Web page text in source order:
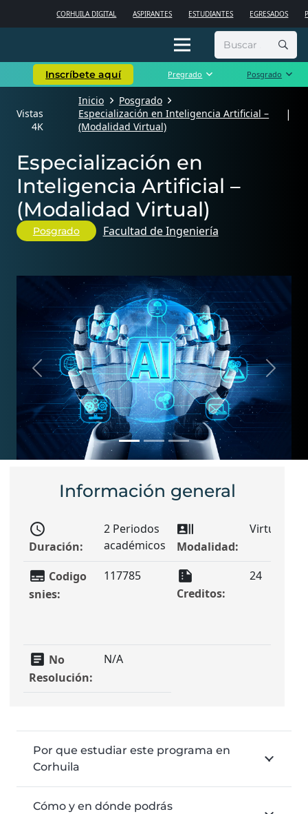
CORHUILA DIGITAL ASPIRANTES ESTUDIANTES EGRESADOS
Buscar:
Inscríbete aquí Pregrado Posgrado
Vistas
4K
Inicio
Posgrado
Especialización en Inteligencia Artificial –
(Modalidad Virtual)
|
Especialización en
Inteligencia Artificial –
(Modalidad Virtual)
Posgrado Facultad de Ingeniería
Previous Next
Información general
schedule
Duración:
2 Periodos
académicos
recent_actors
Modalidad:
Virtual
subtitles Codigo
snies:
117785 summarize
Creditos:
24
article No
Resolución:
N/A
Por que estudiar este programa en
Corhuila
Cómo y en dónde podrás